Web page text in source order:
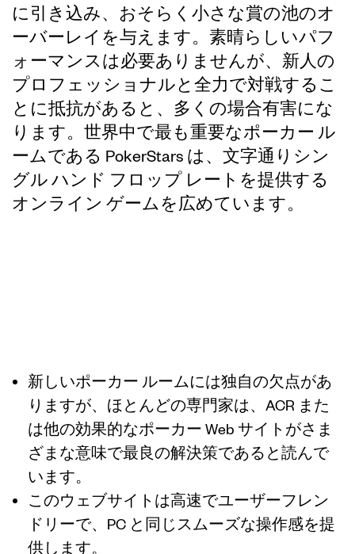
に引き込み、おそらく小さな賞の池のオ
ーバーレイを与えます。素晴らしいパフ
ォーマンスは必要ありませんが、新人の
プロフェッショナルと全力で対戦するこ
とに抵抗があると、多くの場合有害にな
ります。世界中で最も重要なポーカー ル
ームである PokerStars は、文字通りシン
グル ハンド フロップ レートを提供する
オンライン ゲームを広めています。
新しいポーカー ルームには独自の欠点があ
りますが、ほとんどの専門家は、ACR また
は他の効果的なポーカー Web サイトがさま
ざまな意味で最良の解決策であると読んで
います。
このウェブサイトは高速でユーザーフレン
ドリーで、PC と同じスムーズな操作感を提
供します。